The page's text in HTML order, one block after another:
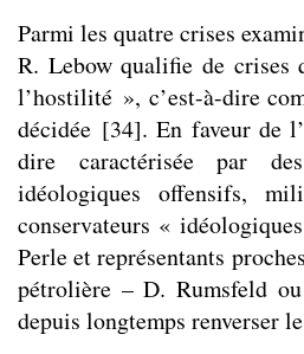
Parmi les quatre crises
R. Lebow qualifie de
l’hostilité », c’est-à-dire
décidée [34]. En faveur de
dire caractérisée par
idéologiques offensifs,
conservateurs «
Perle et représentants
pétrolière – D. Rumsfeld
depuis longtemps renverser